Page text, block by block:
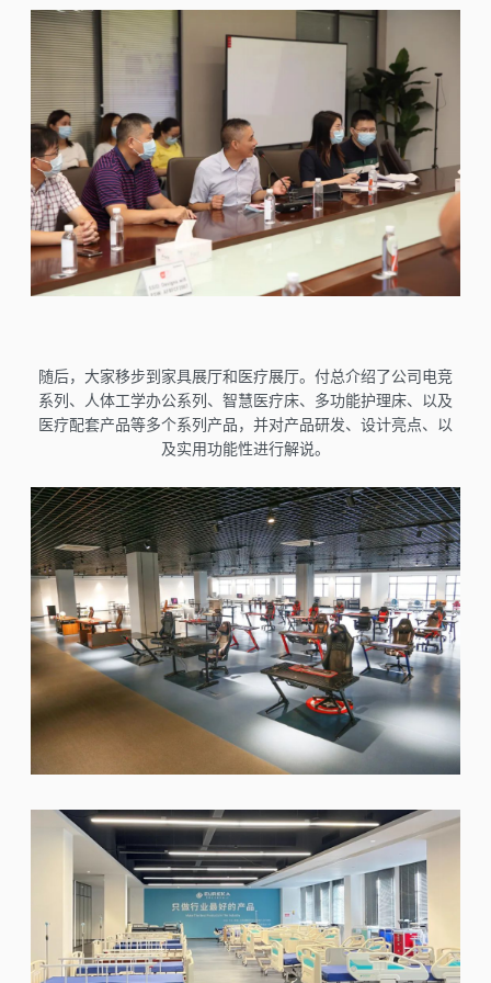
随后，大家移步到家具展厅和医疗展厅。付总介绍了公司电竞
系列、人体工学办公系列、智慧医疗床、多功能护理床、以及
医疗配套产品等多个系列产品，并对产品研发、设计亮点、以
及实用功能性进行解说。